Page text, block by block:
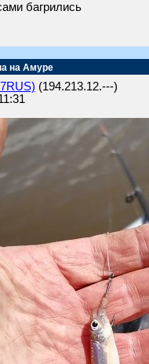
багрились
на Амуре
(194.213.12.---)